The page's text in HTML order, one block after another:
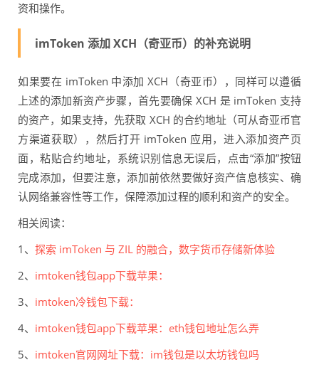
资和操作。
imToken 添加 XCH（奇亚币）的补充说明
如果要在 imToken 中添加 XCH（奇亚币），同样可以遵循
上述的添加新资产步骤，首先要确保 XCH 是 imToken 支持
的资产，如果支持，先获取 XCH 的合约地址（可从奇亚币官
方渠道获取），然后打开 imToken 应用，进入添加资产页
面，粘贴合约地址，系统识别信息无误后，点击“添加”按钮
完成添加，但要注意，添加前依然要做好资产信息核实、确
认网络兼容性等工作，保障添加过程的顺利和资产的安全。
相关阅读：
1、 探索 imToken 与 ZIL 的融合，数字货币存储新体验
2、 imtoken钱包app下载苹果：
3、 imtoken冷钱包下载：
4、 imtoken钱包app下载苹果：eth钱包地址怎么弄
5、 imtoken官网网址下载：im钱包是以太坊钱包吗